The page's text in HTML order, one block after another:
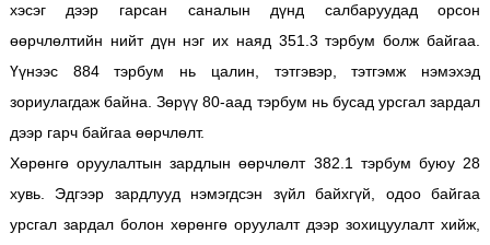
хэсэг дээр гарсан саналын дүнд салбаруудад орсон
өөрчлөлтийн нийт дүн нэг их наяд 351.3 тэрбум болж байгаа.
Үүнээс 884 тэрбум нь цалин, тэтгэвэр, тэтгэмж нэмэхэд
зориулагдаж байна. Зөрүү 80-аад тэрбум нь бусад урсгал зардал
дээр гарч байгаа өөрчлөлт.
Хөрөнгө оруулалтын зардлын өөрчлөлт 382.1 тэрбум буюу 28
хувь. Эдгээр зардлууд нэмэгдсэн зүйл байхгүй, одоо байгаа
урсгал зардал болон хөрөнгө оруулалт дээр зохицуулалт хийж,